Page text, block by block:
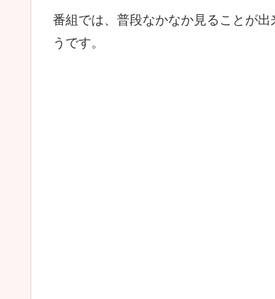
番組では、普段なかなか見ることが
うです。